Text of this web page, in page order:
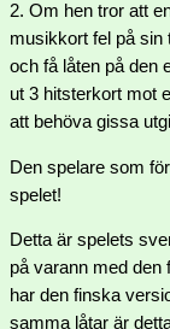
2. Om hen tror att
musikkort fel på sin
och få låten på den
ut 3 hitsterkort mot
att behöva gissa
Den spelare som
spelet!
Detta är spelets
på varann med den
har den finska
samma låtar är